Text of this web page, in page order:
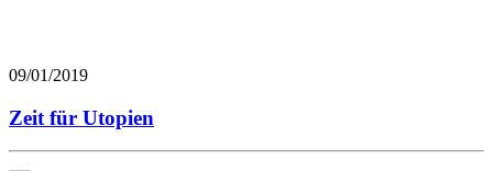
09/01/2019
Zeit für Utopien